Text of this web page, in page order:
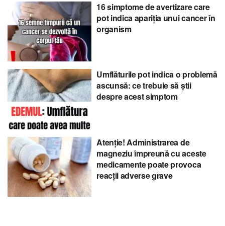
16 simptome de avertizare care
pot indica apariția unui cancer în
organism
Umflăturile pot indica o problemă
ascunsă: ce trebuie să știi
despre acest simptom
Atenție! Administrarea de
magneziu împreună cu aceste
medicamente poate provoca
reacții adverse grave